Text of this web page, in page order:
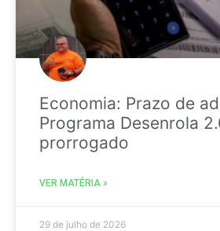
Economia: Prazo de
Programa Desenrola
prorrogado
VER MATÉRIA »
29 de julho de 2026